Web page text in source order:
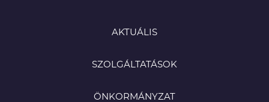
AKTUÁLIS
SZOLGÁLTATÁSOK
ÖNKORMÁNYZAT